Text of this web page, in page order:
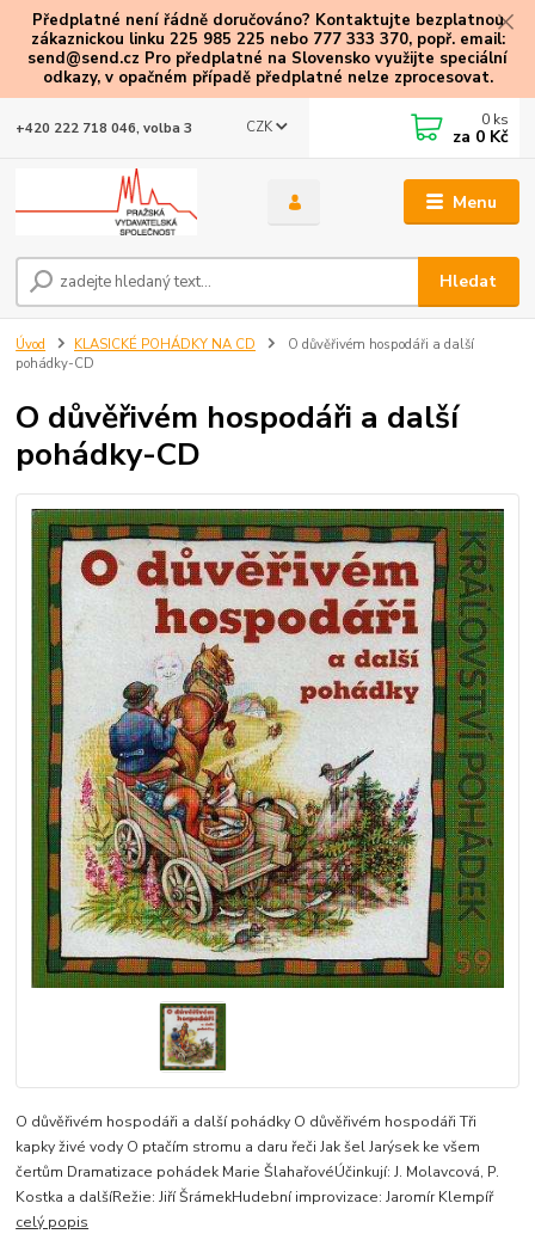
Předplatné není řádně doručováno? Kontaktujte bezplatnou
zákaznickou linku 225 985 225 nebo 777 333 370, popř. email:
send@send.cz Pro předplatné na Slovensko využijte speciální
odkazy, v opačném případě předplatné nelze zprocesovat.
Menu
CZK
Hledat
+420 222 718 046, volba 3 0 ks
za 0 Kč
Úvod KLASICKÉ POHÁDKY NA CD
O důvěřivém hospodáři a další
pohádky-CD
O důvěřivém hospodáři a další
pohádky-CD
O důvěřivém hospodáři a další pohádky O důvěřivém hospodáři Tři
kapky živé vody O ptačím stromu a daru řeči Jak šel Jarýsek ke všem
čertům Dramatizace pohádek Marie ŠlahařovéÚčinkují: J. Molavcová, P.
Kostka a dalšíRežie: Jiří ŠrámekHudební improvizace: Jaromír Klempíř
celý popis